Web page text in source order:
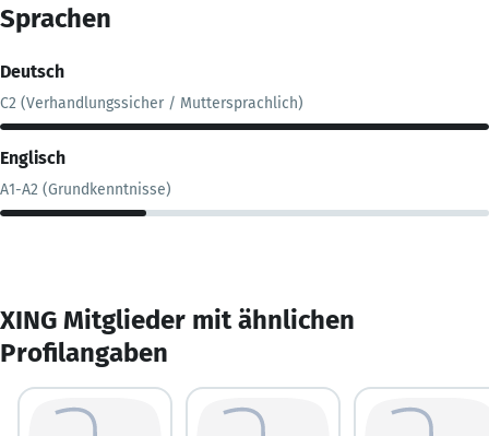
Sprachen
Deutsch
C2 (Verhandlungssicher / Muttersprachlich)
Englisch
A1-A2 (Grundkenntnisse)
XING Mitglieder mit ähnlichen
Profilangaben